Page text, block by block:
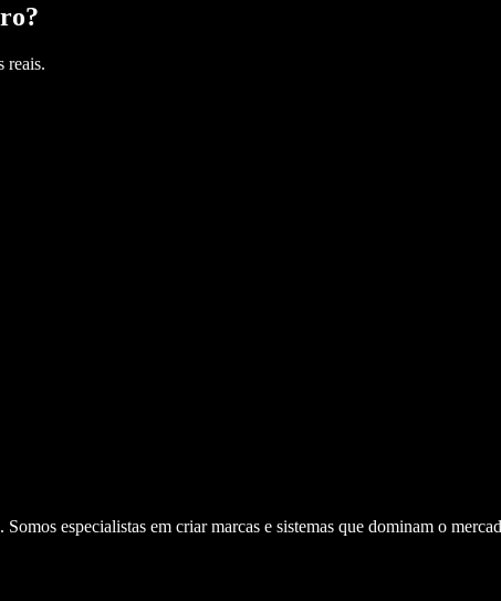
?
reais.
especialistas em criar marcas e sistemas que dominam o